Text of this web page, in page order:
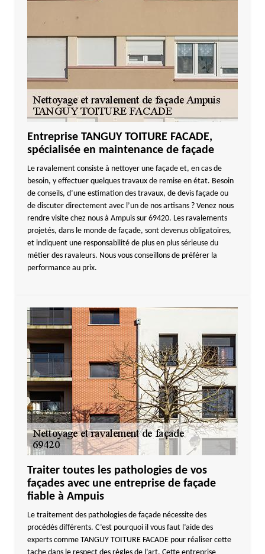
Entreprise TANGUY TOITURE FACADE,
spécialisée en maintenance de façade
Le ravalement consiste à nettoyer une façade et, en cas de
besoin, y effectuer quelques travaux de remise en état. Besoin
de conseils, d’une estimation des travaux, de devis façade ou
de discuter directement avec l’un de nos artisans ? Venez nous
rendre visite chez nous à Ampuis sur 69420. Les ravalements
projetés, dans le monde de façade, sont devenus obligatoires,
et indiquent une responsabilité de plus en plus sérieuse du
métier des ravaleurs. Nous vous conseillons de préférer la
performance au prix.
Traiter toutes les pathologies de vos
façades avec une entreprise de façade
fiable à Ampuis
Le traitement des pathologies de façade nécessite des
procédés différents. C’est pourquoi il vous faut l’aide des
experts comme TANGUY TOITURE FACADE pour réaliser cette